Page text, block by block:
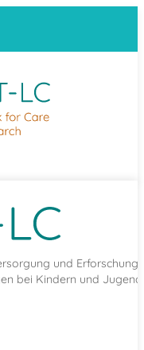
und Erforschung
bei Kindern und